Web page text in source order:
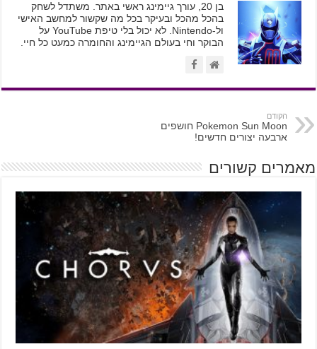
בן 20, עורך גיימינג ראשי באתר. משתדל לשחק
בהכל מהכל ובעיקר בכל מה שקשור למחשב האישי
ול-Nintendo. לא יכול בלי טיפת YouTube על
הבוקר וחי בעולם הגיימינג והחומרה כמעט כל חיי.
הקודם
Pokemon Sun Moon חושפים
ארבעה יצורים חדשים!
מאמרים קשורים